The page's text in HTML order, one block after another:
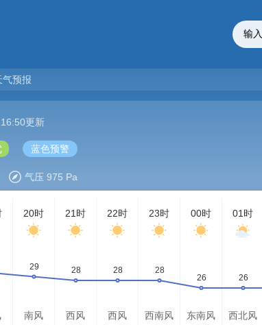
气预报
更新
蓝色预警
气压 975 Pa
20时
南风
21时
西风
22时
西风
23时
西南风
00时
东南风
01时
西北风